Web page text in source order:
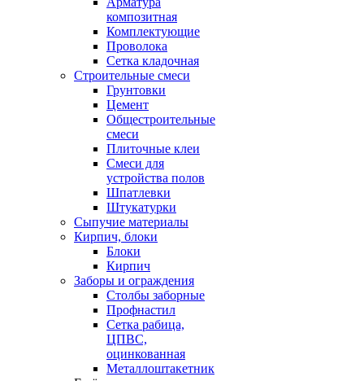
композитная
Комплектующие
Проволока
Сетка кладочная
Строительные смеси
Грунтовки
Цемент
Общестроительные
смеси
Плиточные клеи
Смеси для
устройства полов
Шпатлевки
Штукатурки
Сыпучие материалы
Кирпич, блоки
Блоки
Кирпич
Заборы и ограждения
Столбы заборные
Профнастил
Сетка рабица,
ЦПВС,
оцинкованная
Металлоштакетник